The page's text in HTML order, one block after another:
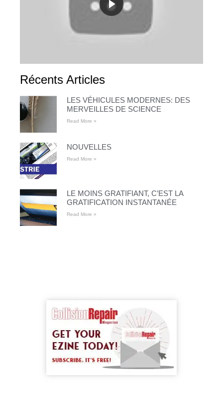
Récents Articles
LES VÉHICULES MODERNES: DES
MERVEILLES DE SCIENCE
Read More »
NOUVELLES
Read More »
LE MOINS GRATIFIANT, C’EST LA
GRATIFICATION INSTANTANÉE
Read More »